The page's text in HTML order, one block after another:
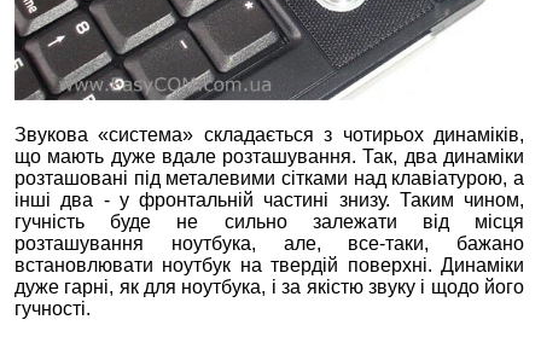
Звукова «система» складається з чотирьох динаміків,
що мають дуже вдале розташування. Так, два динаміки
розташовані під металевими сітками над клавіатурою, а
інші два - у фронтальній частині знизу. Таким чином,
гучність буде не сильно залежати від місця
розташування ноутбука, але, все-таки, бажано
встановлювати ноутбук на твердій поверхні. Динаміки
дуже гарні, як для ноутбука, і за якістю звуку і щодо його
гучності.